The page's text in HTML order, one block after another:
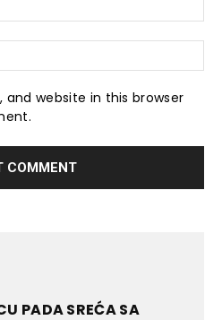
and website in this browser
PADA SREĆA SA